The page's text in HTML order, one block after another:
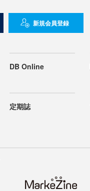
新規会員登録
DB Online
定期誌